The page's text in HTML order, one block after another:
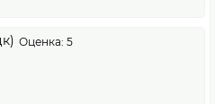
Оценка: 5